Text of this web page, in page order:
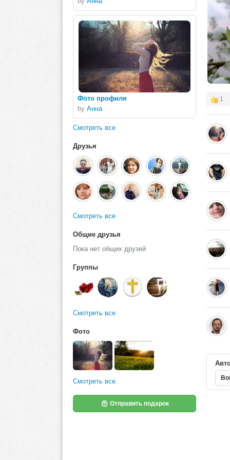
Фото профиля
by Анна
Смотреть все
Друзья
Смотреть все
Общие друзья
Пока нет общих друзей
Группы
Смотреть все
Фото
Смотреть все
Отправить подарок
1